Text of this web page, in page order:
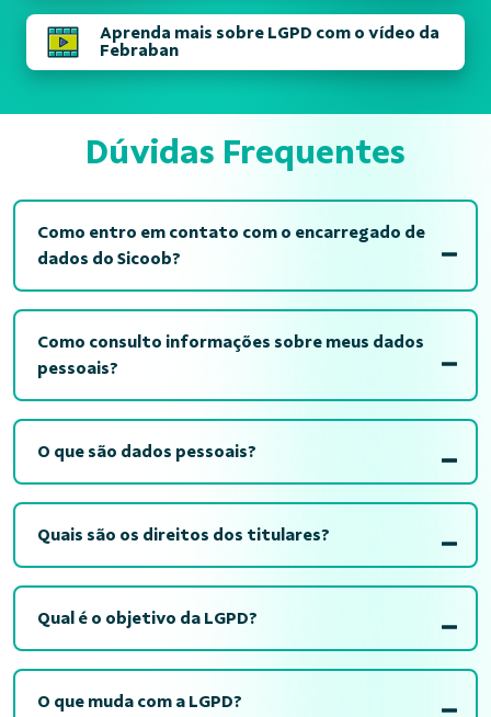
Aprenda mais sobre LGPD com o vídeo da
Febraban
Dúvidas Frequentes
Como entro em contato com o encarregado de
dados do Sicoob?
Como consulto informações sobre meus dados
pessoais?
O que são dados pessoais?
Quais são os direitos dos titulares?
Qual é o objetivo da LGPD?
O que muda com a LGPD?